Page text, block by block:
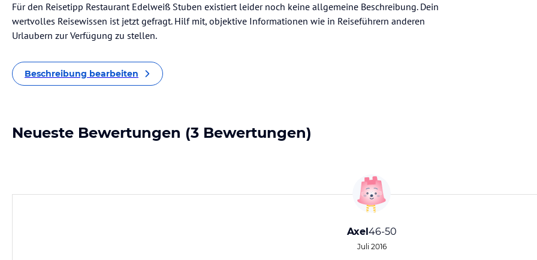
Für den Reisetipp Restaurant Edelweiß Stuben existiert leider noch keine allgemeine Beschreibung. Dein
wertvolles Reisewissen ist jetzt gefragt. Hilf mit, objektive Informationen wie in Reiseführern anderen
Urlaubern zur Verfügung zu stellen.
Beschreibung bearbeiten
Neueste Bewertungen (3 Bewertungen)
Axel46-50
Juli 2016